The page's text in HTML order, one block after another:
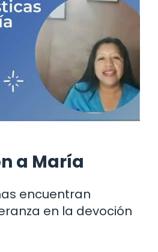
a María
encuentran
en la devoción